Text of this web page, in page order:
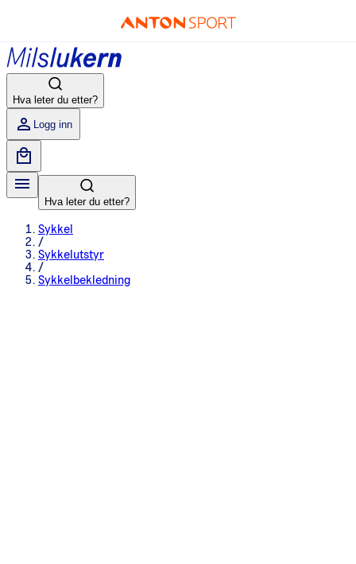
Hva leter du etter?
Logg inn
Hva leter du etter?
Sykkel
/
Sykkelutstyr
/
Sykkelbekledning